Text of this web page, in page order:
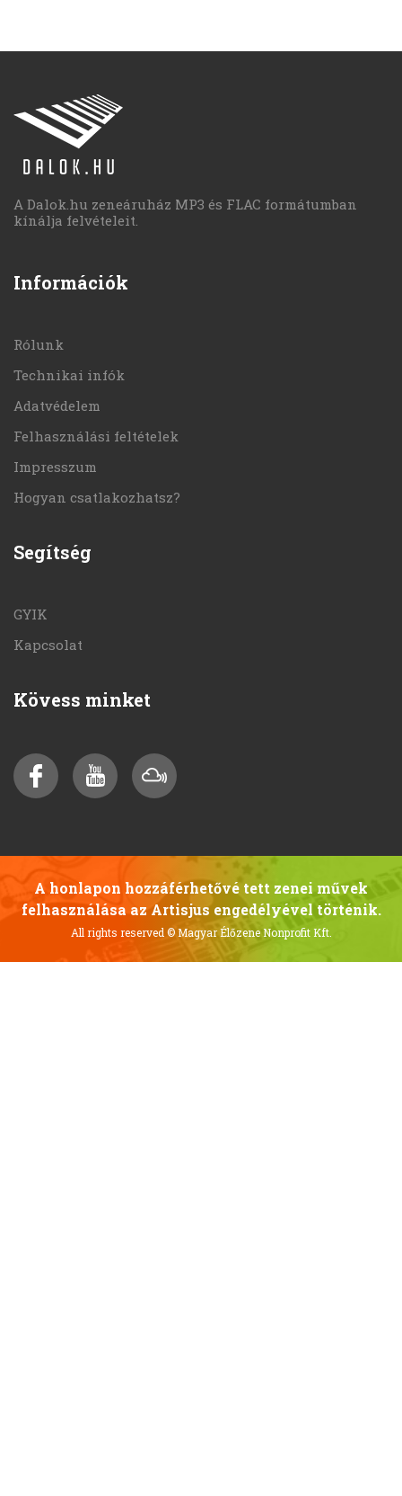
A Dalok.hu zeneáruház MP3 és FLAC formátumban
kínálja felvételeit.
Információk
Rólunk
Technikai infók
Adatvédelem
Felhasználási feltételek
Impresszum
Hogyan csatlakozhatsz?
Segítség
GYIK
Kapcsolat
Kövess minket
A honlapon hozzáférhetővé tett zenei művek
felhasználása az Artisjus engedélyével történik.
All rights reserved © Magyar Élőzene Nonprofit Kft.